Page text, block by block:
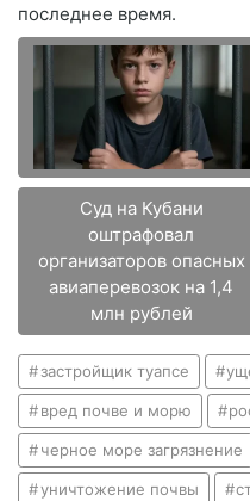
последнее время.
Суд на Кубани
оштрафовал
организаторов опасных
авиаперевозок на 1,4
млн рублей
застройщик туапсе
вред почве и морю
черное море загрязнение
уничтожение почвы